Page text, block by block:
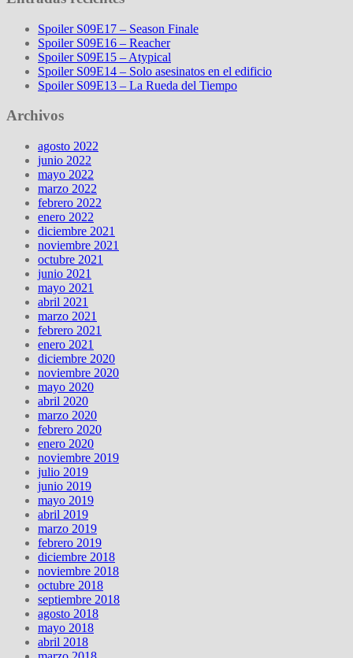
Spoiler S09E17 – Season Finale
Spoiler S09E16 – Reacher
Spoiler S09E15 – Atypical
Spoiler S09E14 – Solo asesinatos en el edificio
Spoiler S09E13 – La Rueda del Tiempo
Archivos
agosto 2022
junio 2022
mayo 2022
marzo 2022
febrero 2022
enero 2022
diciembre 2021
noviembre 2021
octubre 2021
junio 2021
mayo 2021
abril 2021
marzo 2021
febrero 2021
enero 2021
diciembre 2020
noviembre 2020
mayo 2020
abril 2020
marzo 2020
febrero 2020
enero 2020
noviembre 2019
julio 2019
junio 2019
mayo 2019
abril 2019
marzo 2019
febrero 2019
diciembre 2018
noviembre 2018
octubre 2018
septiembre 2018
agosto 2018
mayo 2018
abril 2018